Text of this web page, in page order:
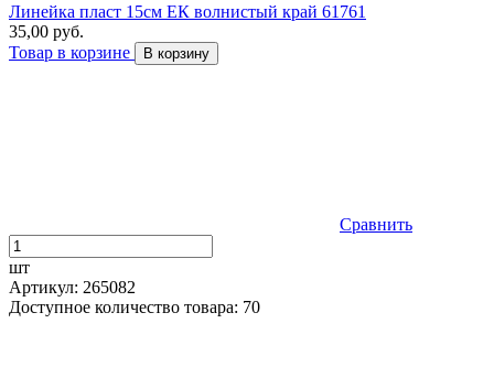
Линейка пласт 15см ЕК волнистый край 61761
35,00 руб.
Товар в корзине
В корзину
Сравнить
шт
Артикул: 265082
Доступное количество товара: 70